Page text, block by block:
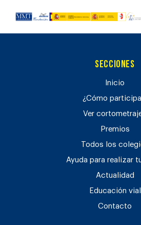
Secciones
Inicio
¿Cómo
Ver
Premios
Todos los
Ayuda para realizar
Actualidad
Educación vial
Contacto